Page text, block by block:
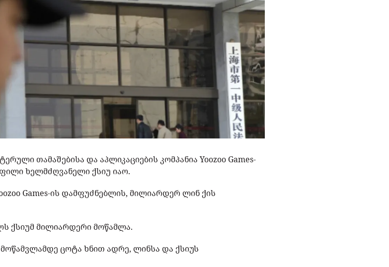
თამაშებისა და აპლიკაციების კომპანია Yoozoo Games-
ხელმძღვანელი ქსიუ იაო.
Games-ის დამფუძნებლის, მილიარდერ ლინ ქის
ქსიუმ მილიარდერი მოწამლა.
ცოტა ხნით ადრე, ლინსა და ქსიუს